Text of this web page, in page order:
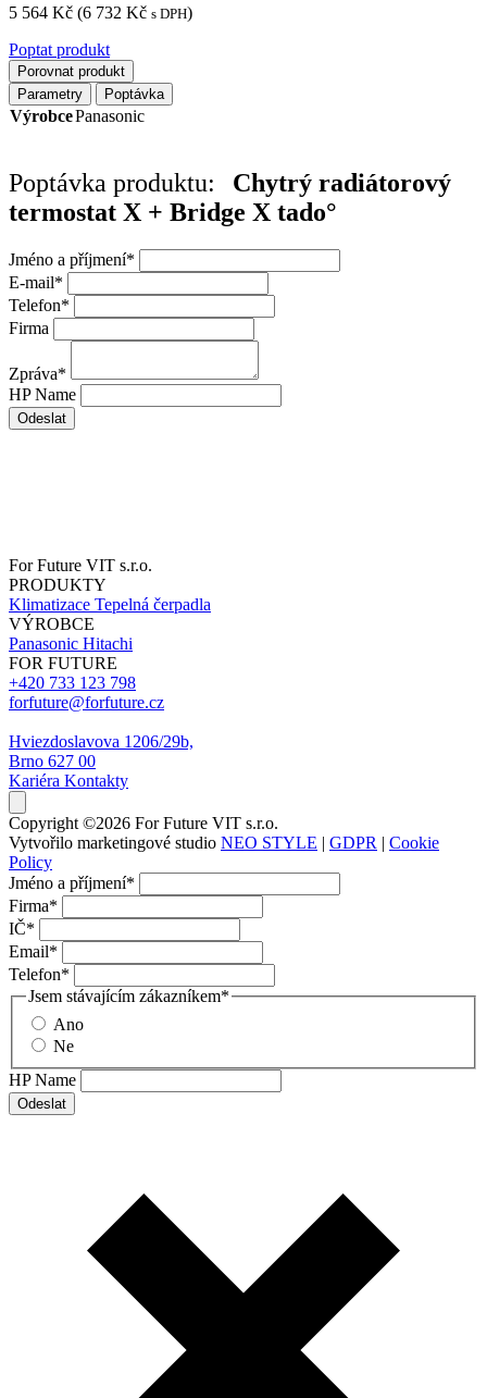
5 564 Kč (6 732 Kč s DPH)
Poptat produkt
Porovnat produkt
Parametry
Poptávka
VýrobcePanasonic
Poptávka produktu:
Chytrý radiátorový
termostat X + Bridge X tado°
Jméno a příjmení*
E-mail*
Telefon*
Firma
Zpráva*
HP Name
Odeslat
For Future VIT s.r.o.
PRODUKTY
Klimatizace Tepelná čerpadla
VÝROBCE
Panasonic Hitachi
FOR FUTURE
+420 733 123 798
forfuture@forfuture.cz
Hviezdoslavova 1206/29b,
Brno 627 00
Kariéra Kontakty
Copyright ©2026 For Future VIT s.r.o.
Vytvořilo marketingové studio NEO STYLE | GDPR | Cookie
Policy
Jméno a příjmení*
Firma*
IČ*
Email*
Telefon*
Jsem stávajícím zákazníkem*
Ano
Ne
HP Name
Odeslat